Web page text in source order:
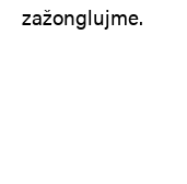
zažonglujme.